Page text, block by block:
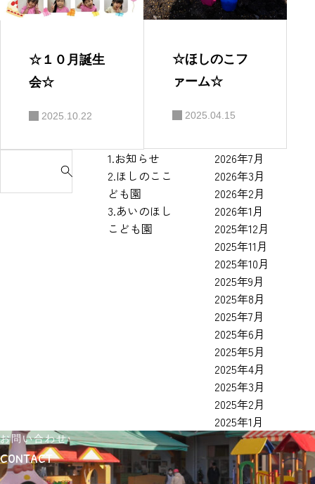
☆１０月誕生
会☆
2025.10.22
☆ほしのこフ
ァーム☆
2025.04.15
a
1.お知らせ
2.ほしのここ
ども園
3.あいのほし
こども園
2026年7月
2026年3月
2026年2月
2026年1月
2025年12月
2025年11月
2025年10月
2025年9月
2025年8月
2025年7月
2025年6月
2025年5月
2025年4月
2025年3月
2025年2月
2025年1月
お問い合わせ
contact